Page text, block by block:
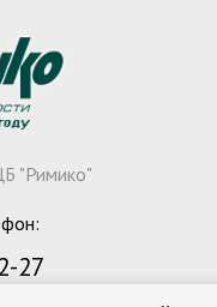
"Римико"
27